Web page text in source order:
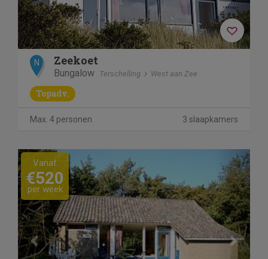
N Zeekoet
Bungalow Terschelling West aan Zee
Topadv.
Max. 4 personen 3 slaapkamers
Previous Next
Vanaf
€520
per week